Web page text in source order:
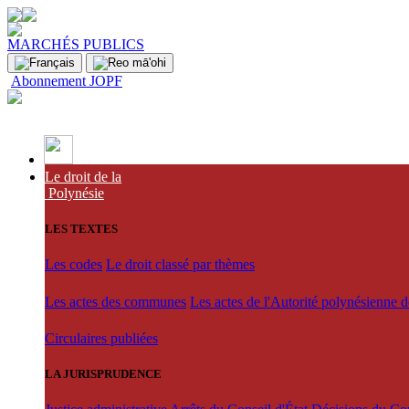
MARCHÉS PUBLICS
Abonnement JOPF
Le droit de la
Polynésie
LES TEXTES
Les codes Le droit classé par thèmes
Les actes des communes Les actes de l'Autorité polynésienne
Circulaires publiées
LA JURISPRUDENCE